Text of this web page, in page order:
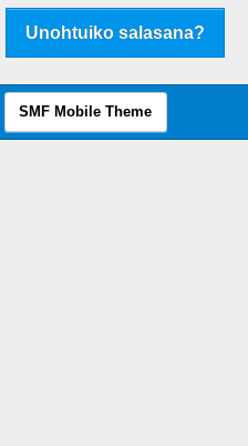
Unohtuiko salasana?
SMF Mobile Theme